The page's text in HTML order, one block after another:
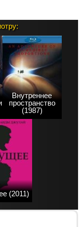
Внутреннее
пространство
(1987)
(2011)